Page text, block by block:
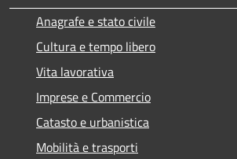
Anagrafe e stato civile
Cultura e tempo libero
Vita lavorativa
Imprese e Commercio
Catasto e urbanistica
Mobilità e trasporti